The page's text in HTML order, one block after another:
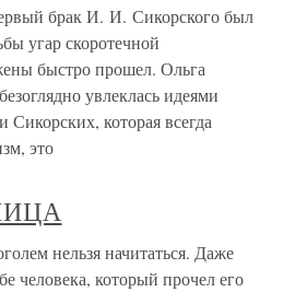
брак И. И. Сикорского был
угар скоротечной
быстро прошел. Ольга
увлеклась идеями
которая всегда
это
нельзя начитаться. Даже
человека, который прочел его